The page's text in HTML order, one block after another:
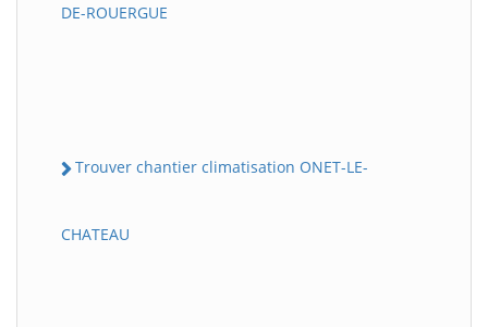
DE-ROUERGUE
Trouver chantier climatisation ONET-LE-
CHATEAU